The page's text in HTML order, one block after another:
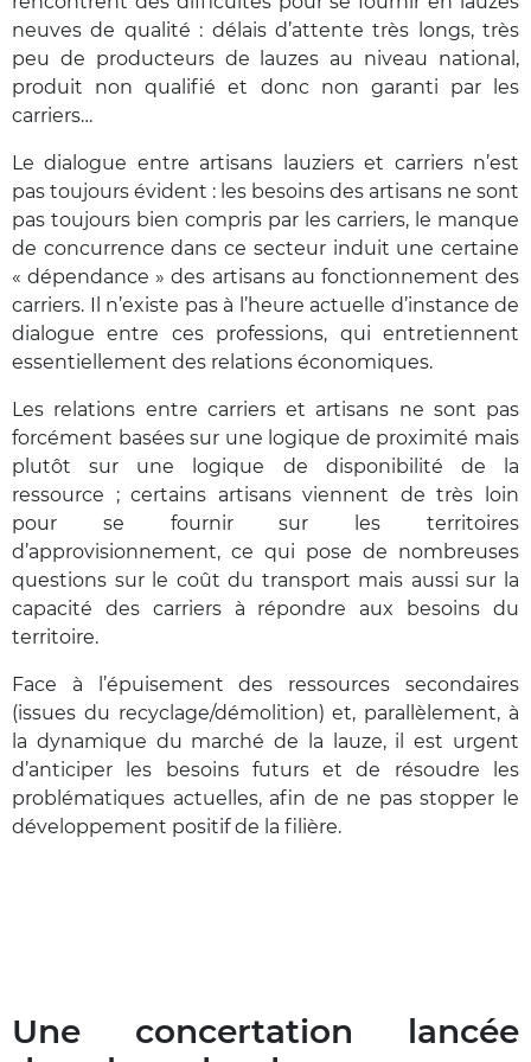
neuves de qualité : délais d’attente très longs, très
peu de producteurs de lauzes au niveau national,
produit non qualifié et donc non garanti par les
carriers…
Le dialogue entre artisans lauziers et carriers n’est
pas toujours évident : les besoins des artisans ne sont
pas toujours bien compris par les carriers, le manque
de concurrence dans ce secteur induit une certaine
« dépendance » des artisans au fonctionnement des
carriers. Il n’existe pas à l’heure actuelle d’instance de
dialogue entre ces professions, qui entretiennent
essentiellement des relations économiques.
Les relations entre carriers et artisans ne sont pas
forcément basées sur une logique de proximité mais
plutôt sur une logique de disponibilité de la
ressource ; certains artisans viennent de très loin
pour se fournir sur les territoires
d’approvisionnement, ce qui pose de nombreuses
questions sur le coût du transport mais aussi sur la
capacité des carriers à répondre aux besoins du
territoire.
Face à l’épuisement des ressources secondaires
(issues du recyclage/démolition) et, parallèlement, à
la dynamique du marché de la lauze, il est urgent
d’anticiper les besoins futurs et de résoudre les
problématiques actuelles, afin de ne pas stopper le
développement positif de la filière.
Une concertation lancée